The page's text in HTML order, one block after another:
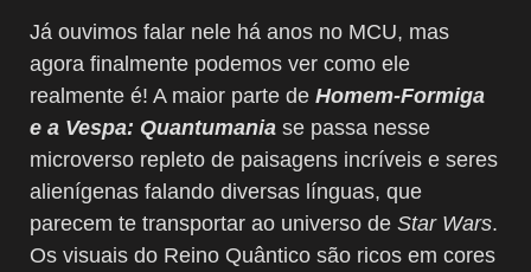
Já ouvimos falar nele há anos no MCU, mas
agora finalmente podemos ver como ele
realmente é! A maior parte de Homem-Formiga
e a Vespa: Quantumania se passa nesse
microverso repleto de paisagens incríveis e seres
alienígenas falando diversas línguas, que
parecem te transportar ao universo de Star Wars.
Os visuais do Reino Quântico são ricos em cores